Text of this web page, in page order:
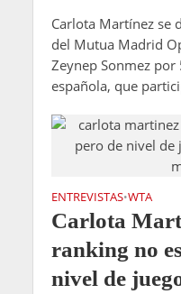
Carlota Martínez se
del Mutua Madrid
Zeynep Sonmez
española, que
ENTREVISTAS•WTA
Carlota
ranking no
nivel de